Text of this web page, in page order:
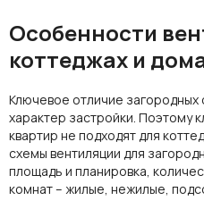
Особенности
коттеджах и
Ключевое отличие загородных
характер застройки. Поэтому
квартир не подходят для
схемы вентиляции для
площадь и планировка,
комнат – жилые, нежилые,